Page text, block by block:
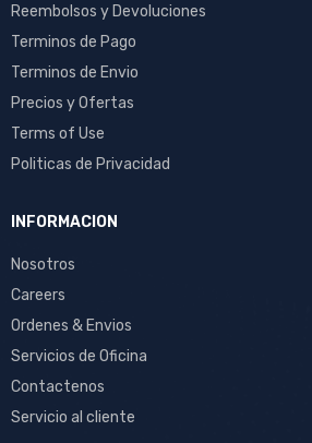
Reembolsos y Devoluciones
Terminos de Pago
Terminos de Envio
Precios y Ofertas
Terms of Use
Politicas de Privacidad
INFORMACION
Nosotros
Careers
Ordenes & Envios
Servicios de Oficina
Contactenos
Servicio al cliente